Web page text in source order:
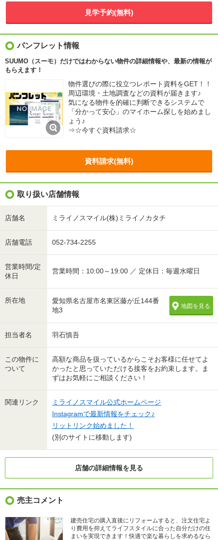
見学予約(無料)
パンフレット情報
SUUMO（スーモ）だけではわからない物件の詳細情報や、最新の情報が
もらえます！
物件選びの際に役立つレポート資料をGET！！
周辺環境・土地調査などの資料が届きます♪
気になる物件を的確に判断できるシステムで
「分かって安心」のマイホーム探しを始めまし
ょう♪
⇒☆今すぐ資料請求☆
資料請求(無料)
取り扱い店舗情報
店舗名 ミライノスマイル(株)ミライノカタチ
店舗電話 052-734-2255
営業時間/定
休日
営業時間：10:00～19:00 ／ 定休日：毎週水曜日
所在地
愛知県名古屋市名東区藤が丘144番
地3
地図を見る
担当者名 羽石慎吾
この物件に
ついて
高額な商品を扱っているからこそお客様に任せてよ
かったと思っていただける接客をお約束します。ま
ずはお気軽にご相談ください！
関連リンク
ミライノスマイル公式ホームページ
Instagramで最新情報をチェック♪
リットリンク始めました！
(別のサイトに移動します)
店舗の詳細情報を見る
売主コメント
建売住宅の購入直後にリフォームすると、注文住宅よ
り費用を抑えてライフスタイルに合った自分だけの住
まいを実現できます！快適で楽な暮らしを求めるなら